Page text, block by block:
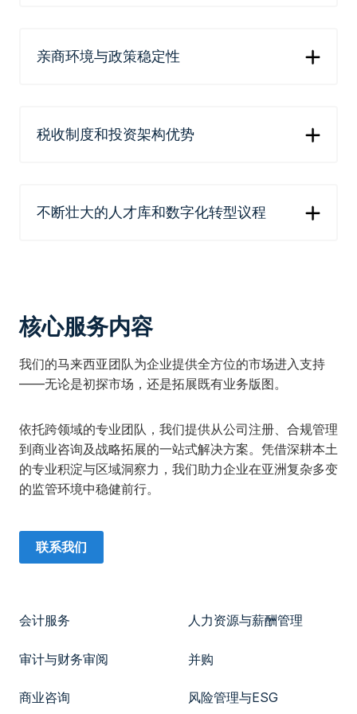
亲商环境与政策稳定性
税收制度和投资架构优势
不断壮大的人才库和数字化转型议程
核心服务内容
我们的马来西亚团队为企业提供全方位的市场进入支持
——无论是初探市场，还是拓展既有业务版图。
依托跨领域的专业团队，我们提供从公司注册、合规管理
到商业咨询及战略拓展的一站式解决方案。凭借深耕本土
的专业积淀与区域洞察力，我们助力企业在亚洲复杂多变
的监管环境中稳健前行。
联系我们
会计服务
审计与财务审阅
商业咨询
人力资源与薪酬管理
并购
风险管理与ESG